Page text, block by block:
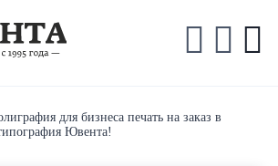
для бизнеса печать на заказ в
Ювента!